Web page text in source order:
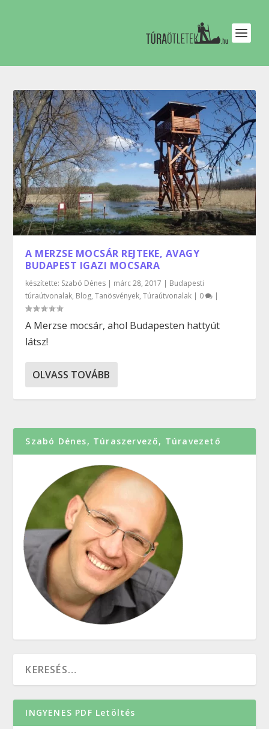
A MERZSE MOCSÁR REJTEKE, AVAGY
BUDAPEST IGAZI MOCSARA
készítette: Szabó Dénes | márc 28, 2017 | Budapesti
túraútvonalak, Blog,Tanösvények,Túraútvonalak | 0 |
A Merzse mocsár, ahol Budapesten hattyút
látsz!
OLVASS TOVÁBB
Szabó Dénes, Túraszervező, Túravezető
INGYENES PDF Letöltés